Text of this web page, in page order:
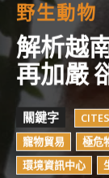
野生動物
解析越
再加嚴
關鍵字 CITES
寵物貿易
極危
環境資訊中心